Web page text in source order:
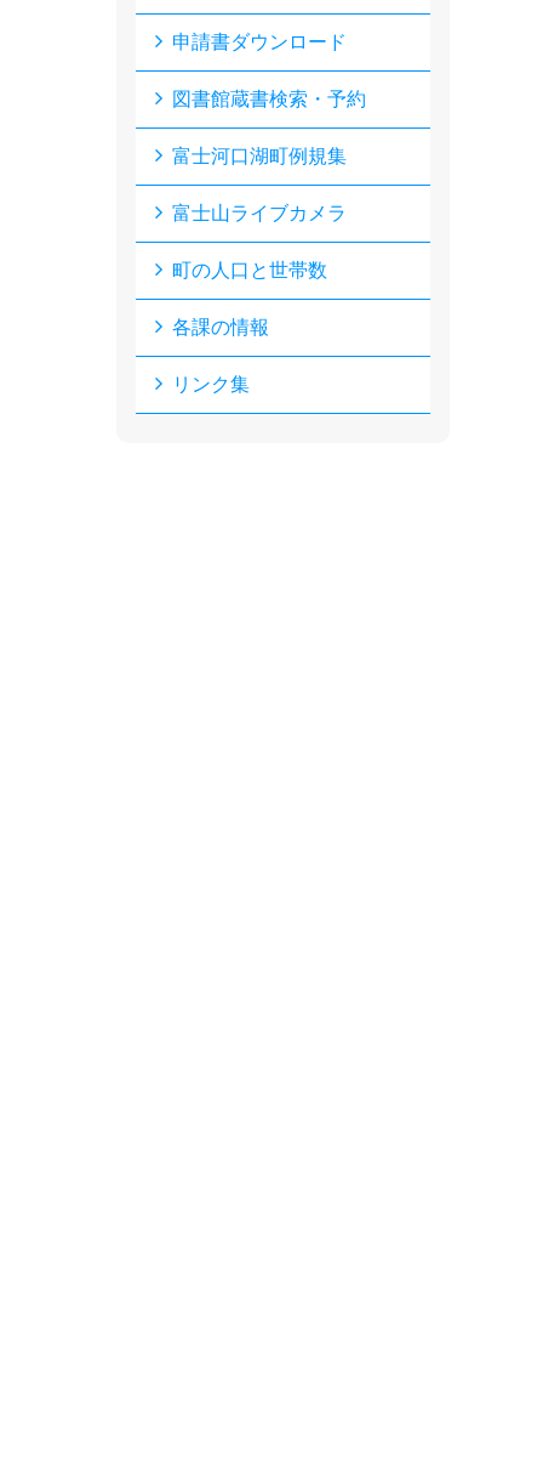
申請書ダウンロード
図書館蔵書検索・予約
富士河口湖町例規集
富士山ライブカメラ
町の人口と世帯数
各課の情報
リンク集